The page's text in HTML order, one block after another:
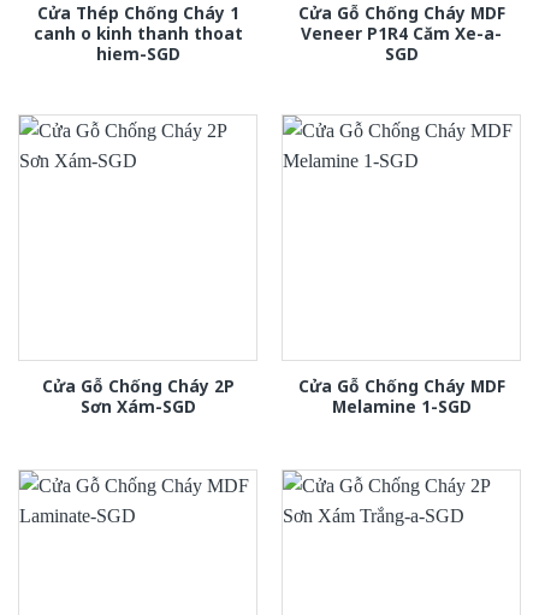
Cửa Thép Chống Cháy 1
canh o kinh thanh thoat
hiem-SGD
Cửa Gỗ Chống Cháy MDF
Veneer P1R4 Căm Xe-a-
SGD
Cửa Gỗ Chống Cháy 2P
Sơn Xám-SGD
Cửa Gỗ Chống Cháy MDF
Melamine 1-SGD